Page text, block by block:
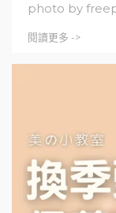
photo by
閱讀更多 ->